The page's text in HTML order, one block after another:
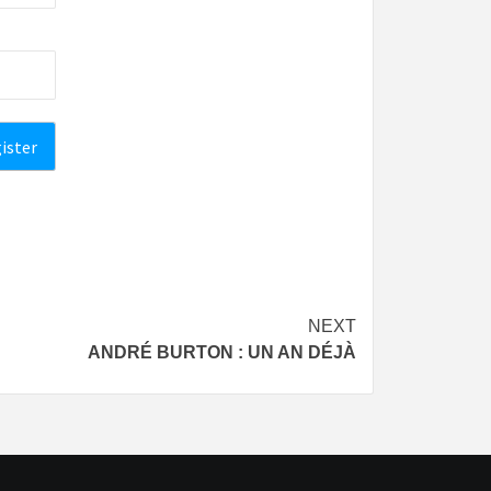
NEXT
ANDRÉ BURTON : UN AN DÉJÀ